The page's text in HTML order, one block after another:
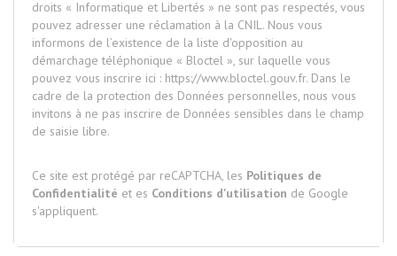
droits « Informatique et Libertés » ne sont pas respectés, vous
pouvez adresser une réclamation à la CNIL. Nous vous
informons de l’existence de la liste d'opposition au
démarchage téléphonique « Bloctel », sur laquelle vous
pouvez vous inscrire ici : https://www.bloctel.gouv.fr. Dans le
cadre de la protection des Données personnelles, nous vous
invitons à ne pas inscrire de Données sensibles dans le champ
de saisie libre.
Ce site est protégé par reCAPTCHA, les Politiques de
Confidentialité et es Conditions d'utilisation de Google
s'appliquent.